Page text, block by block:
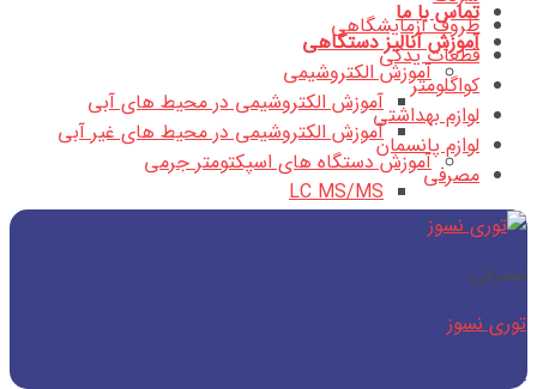
تماس با ما
آموزش آنالیز دستگاهی
آموزش الکتروشیمی
آموزش الکتروشیمی در محیط های آبی
آموزش الکتروشیمی در محیط های غیر آبی
آموزش دستگاه های اسپکتومتر جرمی
LC MS/MS
ظروف آزمایشگاهی
قطعات یدکی
کواگلومتر
لوازم بهداشتی
لوازم پانسمان
مصرفی
مصرفی
توری نسوز
اطلاعات بیشتر